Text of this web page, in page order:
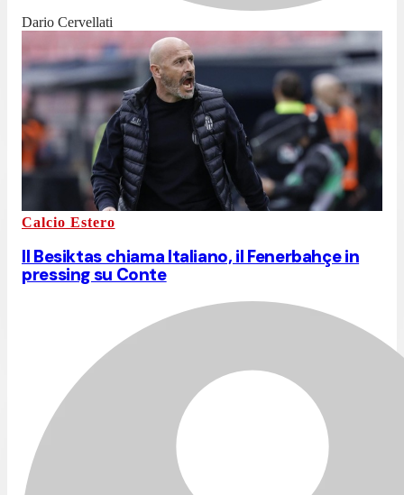
Dario Cervellati
Calcio Estero
Il Besiktas chiama Italiano, il Fenerbahçe in
pressing su Conte